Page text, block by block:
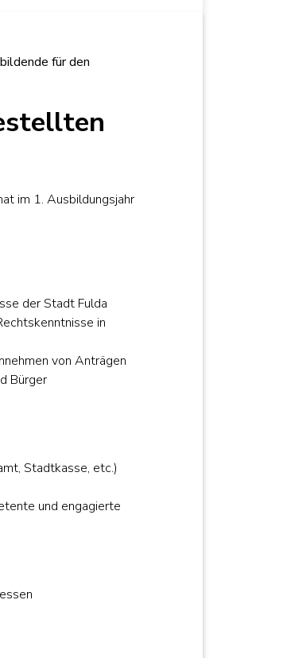
für den
im 1. Ausbildungsjahr
der Stadt Fulda
in
von Anträgen
Bürger
Stadtkasse, etc.)
und engagierte